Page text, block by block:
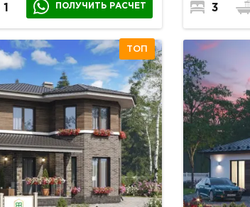
1 ПОЛУЧИТЬ РАСЧЕТ 3
ТОП